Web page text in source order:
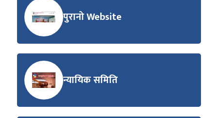
पुरानो Website
न्यायिक समिति